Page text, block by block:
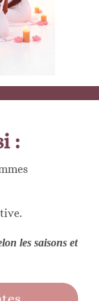
:
les saisons et